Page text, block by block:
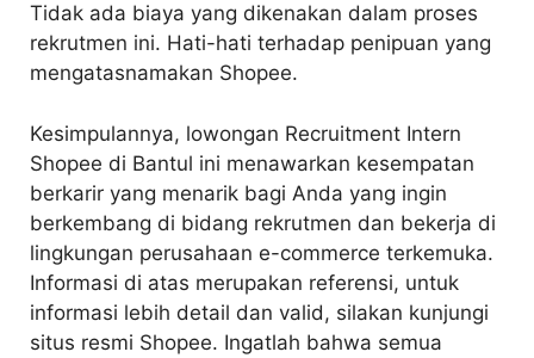
Tidak ada biaya yang dikenakan dalam proses
rekrutmen ini. Hati-hati terhadap penipuan yang
mengatasnamakan Shopee.
Kesimpulannya, lowongan Recruitment Intern
Shopee di Bantul ini menawarkan kesempatan
berkarir yang menarik bagi Anda yang ingin
berkembang di bidang rekrutmen dan bekerja di
lingkungan perusahaan e-commerce terkemuka.
Informasi di atas merupakan referensi, untuk
informasi lebih detail dan valid, silakan kunjungi
situs resmi Shopee. Ingatlah bahwa semua